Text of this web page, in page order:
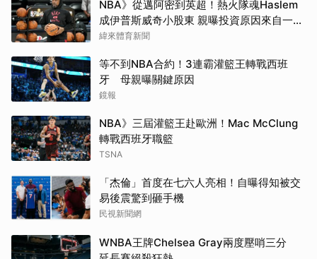
NBA》從邁阿密到英超！熱火隊魂Haslem
成伊普斯威奇小股東 親曝投資原因來自一句
口號
緯來體育新聞
等不到NBA合約！3連霸灌籃王轉戰西班
牙 母親曝關鍵原因
鏡報
NBA》三屆灌籃王赴歐洲！Mac McClung
轉戰西班牙職籃
TSNA
「杰倫」首度在七六人亮相！自曝得知被交
易後震驚到砸手機
民視新聞網
WNBA王牌Chelsea Gray兩度壓哨三分